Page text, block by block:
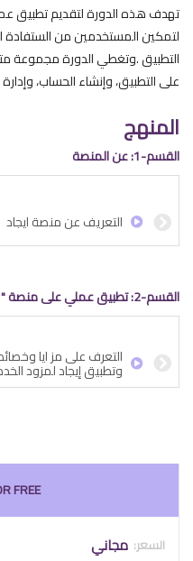
تهدف هذه الدورة لتقديم تطبيق
لتمكين المستخدمين من الستفادة
التطبيق .وتغطي الدورة مجموعة
على التطبيق، وإنشاء الحساب، وإدارة
المنهج
القسم-1: عن المنصة
التعريف عن منصة ايجاد
القسم-2: تطبيق عملي على منصة " إيجاد" للعمل الحر
التعرف على مز ايا
وتطبيق إيجاد لمزود
FREE
مجاني